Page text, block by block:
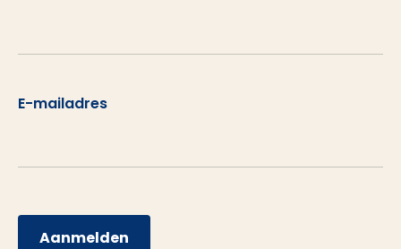
E-mailadres
Aanmelden